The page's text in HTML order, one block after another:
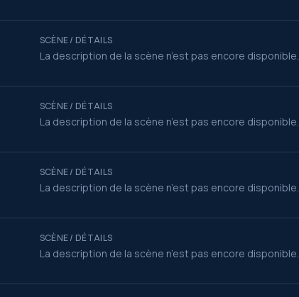
SCÈNE / DÉTAILS
La description de la scène n’est pas encore disponible.
SCÈNE / DÉTAILS
La description de la scène n’est pas encore disponible.
SCÈNE / DÉTAILS
La description de la scène n’est pas encore disponible.
SCÈNE / DÉTAILS
La description de la scène n’est pas encore disponible.